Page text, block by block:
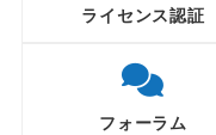
ライセンス認証
フォーラム